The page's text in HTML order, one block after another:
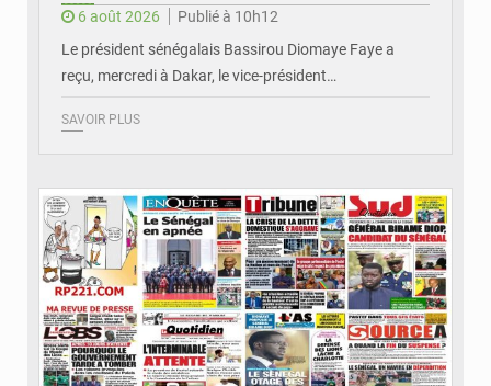
6 août 2026
Publié à 10h12
Le président sénégalais Bassirou Diomaye Faye a
reçu, mercredi à Dakar, le vice-président…
SAVOIR PLUS